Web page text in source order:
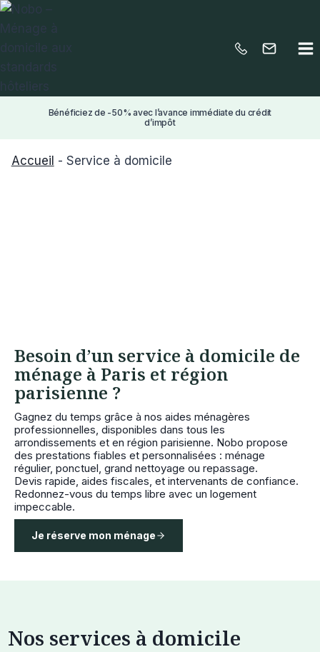
Aller
Bénéficiez de -50% avec l’avance immédiate du crédit
d’impôt
Accueil - Service à domicile
Besoin d’un service à domicile de
ménage à Paris et région
parisienne ?
Gagnez du temps grâce à nos aides ménagères
professionnelles, disponibles dans tous les
arrondissements et en région parisienne. Nobo propose
des prestations fiables et personnalisées : ménage
régulier, ponctuel, grand nettoyage ou repassage.
Devis rapide, aides fiscales, et intervenants de confiance.
Redonnez-vous du temps libre avec un logement
impeccable.
Je réserve mon ménage
Nos services à domicile